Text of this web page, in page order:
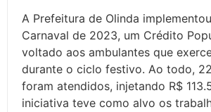
A Prefeitura de Olinda
Carnaval de 2023, um Crédito
voltado aos ambulantes que
durante o ciclo festivo. Ao todo,
foram atendidos, injetando R$
iniciativa teve como alvo os